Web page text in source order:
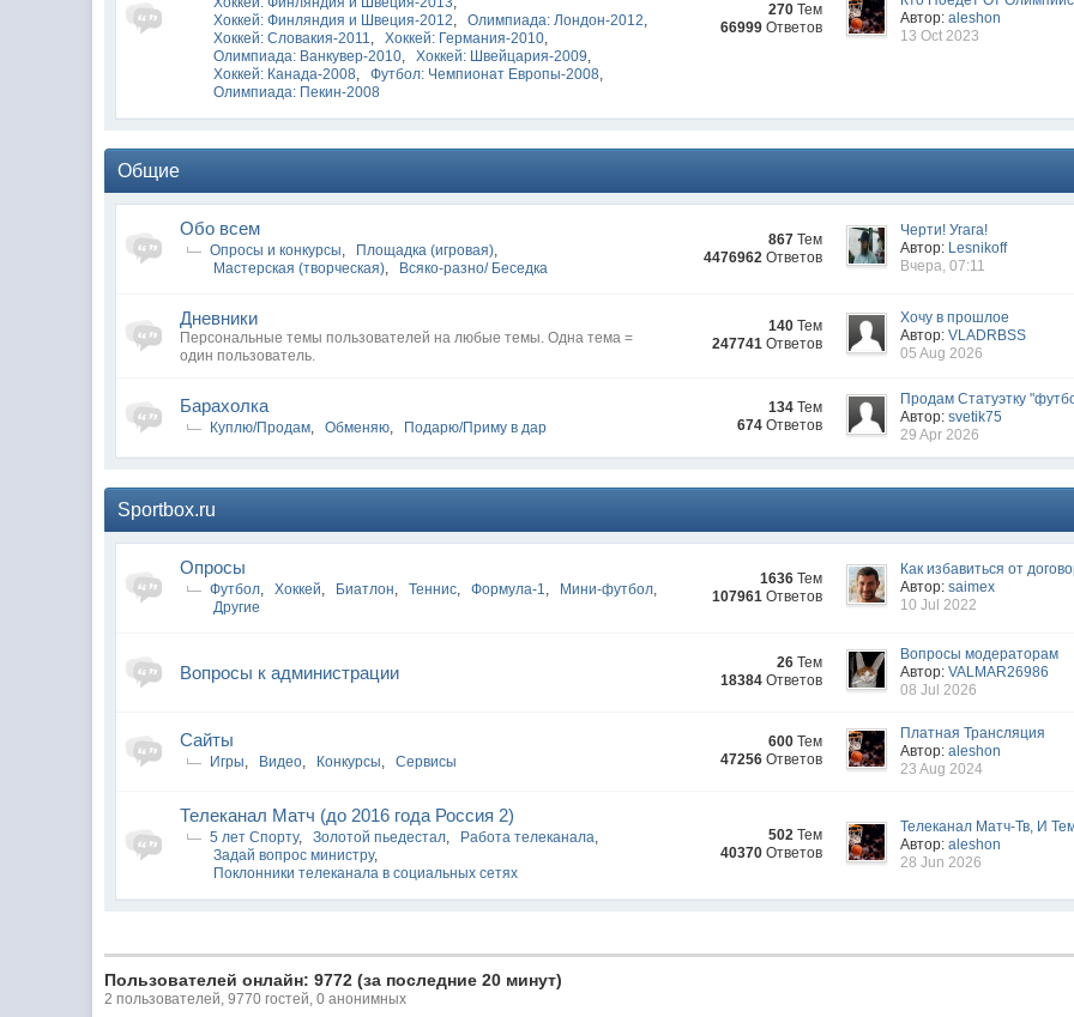
Хоккей: Финляндия и Швеция-2012, Олимпиада: Лондон-2012,
Хоккей: Словакия-2011, Хоккей: Германия-2010,
Олимпиада: Ванкувер-2010, Хоккей: Швейцария-2009,
Хоккей: Канада-2008, Футбол: Чемпионат Европы-2008,
Олимпиада: Пекин-2008
270 Тем
66999 Ответов
Автор:aleshon
13 Oct 2023
Общие
Обо всем
Опросы и конкурсы, Площадка (игровая),
Мастерская (творческая), Всяко-разно/ Беседка
867 Тем
4476962 Ответов
Черти! Угага!
Автор: Lesnikoff
Вчера, 07:11
Дневники
Персональные темы пользователей на любые темы. Одна тема =
один пользователь.
140 Тем
247741 Ответов
Хочу в прошлое
Автор:VLADRBSS
05 Aug 2026
Барахолка
Куплю/Продам, Обменяю, Подарю/Приму в дар
134 Тем
674 Ответов
Продам Статуэтку
Автор:svetik75
29 Apr 2026
Sportbox.ru
Опросы
Футбол, Хоккей, Биатлон, Теннис, Формула-1, Мини-футбол,
Другие
1636 Тем
107961 Ответов
Как избавиться от
Автор:saimex
10 Jul 2022
Вопросы к администрации 26 Тем
18384 Ответов
Вопросы модераторам
Автор:VALMAR26986
08 Jul 2026
Сайты
Игры, Видео, Конкурсы, Сервисы
600 Тем
47256 Ответов
Платная Трансляция
Автор:aleshon
23 Aug 2024
Телеканал Матч (до 2016 года Россия 2)
5 лет Спорту, Золотой пьедестал, Работа телеканала,
Задай вопрос министру,
Поклонники телеканала в социальных сетях
502 Тем
40370 Ответов
Телеканал Матч-Тв, И
Автор:aleshon
28 Jun 2026
Пользователей онлайн: 9772 (за последние 20 минут)
2 пользователей, 9770 гостей, 0 анонимных